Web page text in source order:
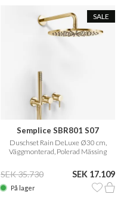
SALE
Semplice SBR801 S07
Duschset Rain DeLuxe Ø30 cm,
Väggmonterad, Polerad Mässing
SEK 35.730 SEK 17.109
På lager